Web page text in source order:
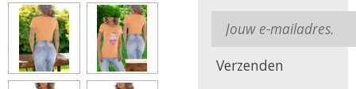
Verzenden